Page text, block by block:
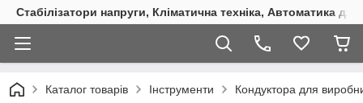
Стабілізатори напруги, Кліматична техніка, Автоматика
Каталог товарів Інструменти Кондуктора для